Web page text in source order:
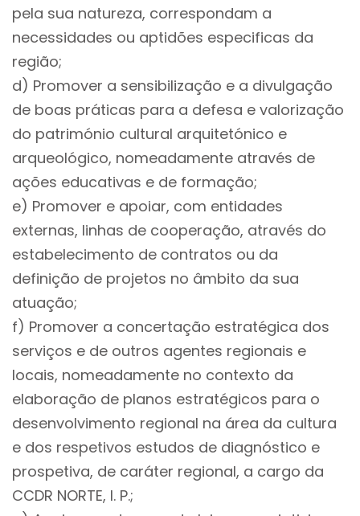
pela sua natureza, correspondam a
necessidades ou aptidões especificas da
região;
d) Promover a sensibilização e a divulgação
de boas práticas para a defesa e valorização
do património cultural arquitetónico e
arqueológico, nomeadamente através de
ações educativas e de formação;
e) Promover e apoiar, com entidades
externas, linhas de cooperação, através do
estabelecimento de contratos ou da
definição de projetos no âmbito da sua
atuação;
f) Promover a concertação estratégica dos
serviços e de outros agentes regionais e
locais, nomeadamente no contexto da
elaboração de planos estratégicos para o
desenvolvimento regional na área da cultura
e dos respetivos estudos de diagnóstico e
prospetiva, de caráter regional, a cargo da
CCDR NORTE, I. P.;